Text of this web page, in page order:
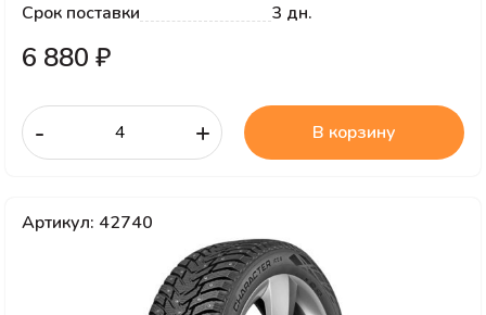
Срок поставки 3 дн.
6 880 ₽
- + В корзину
Артикул: 42740